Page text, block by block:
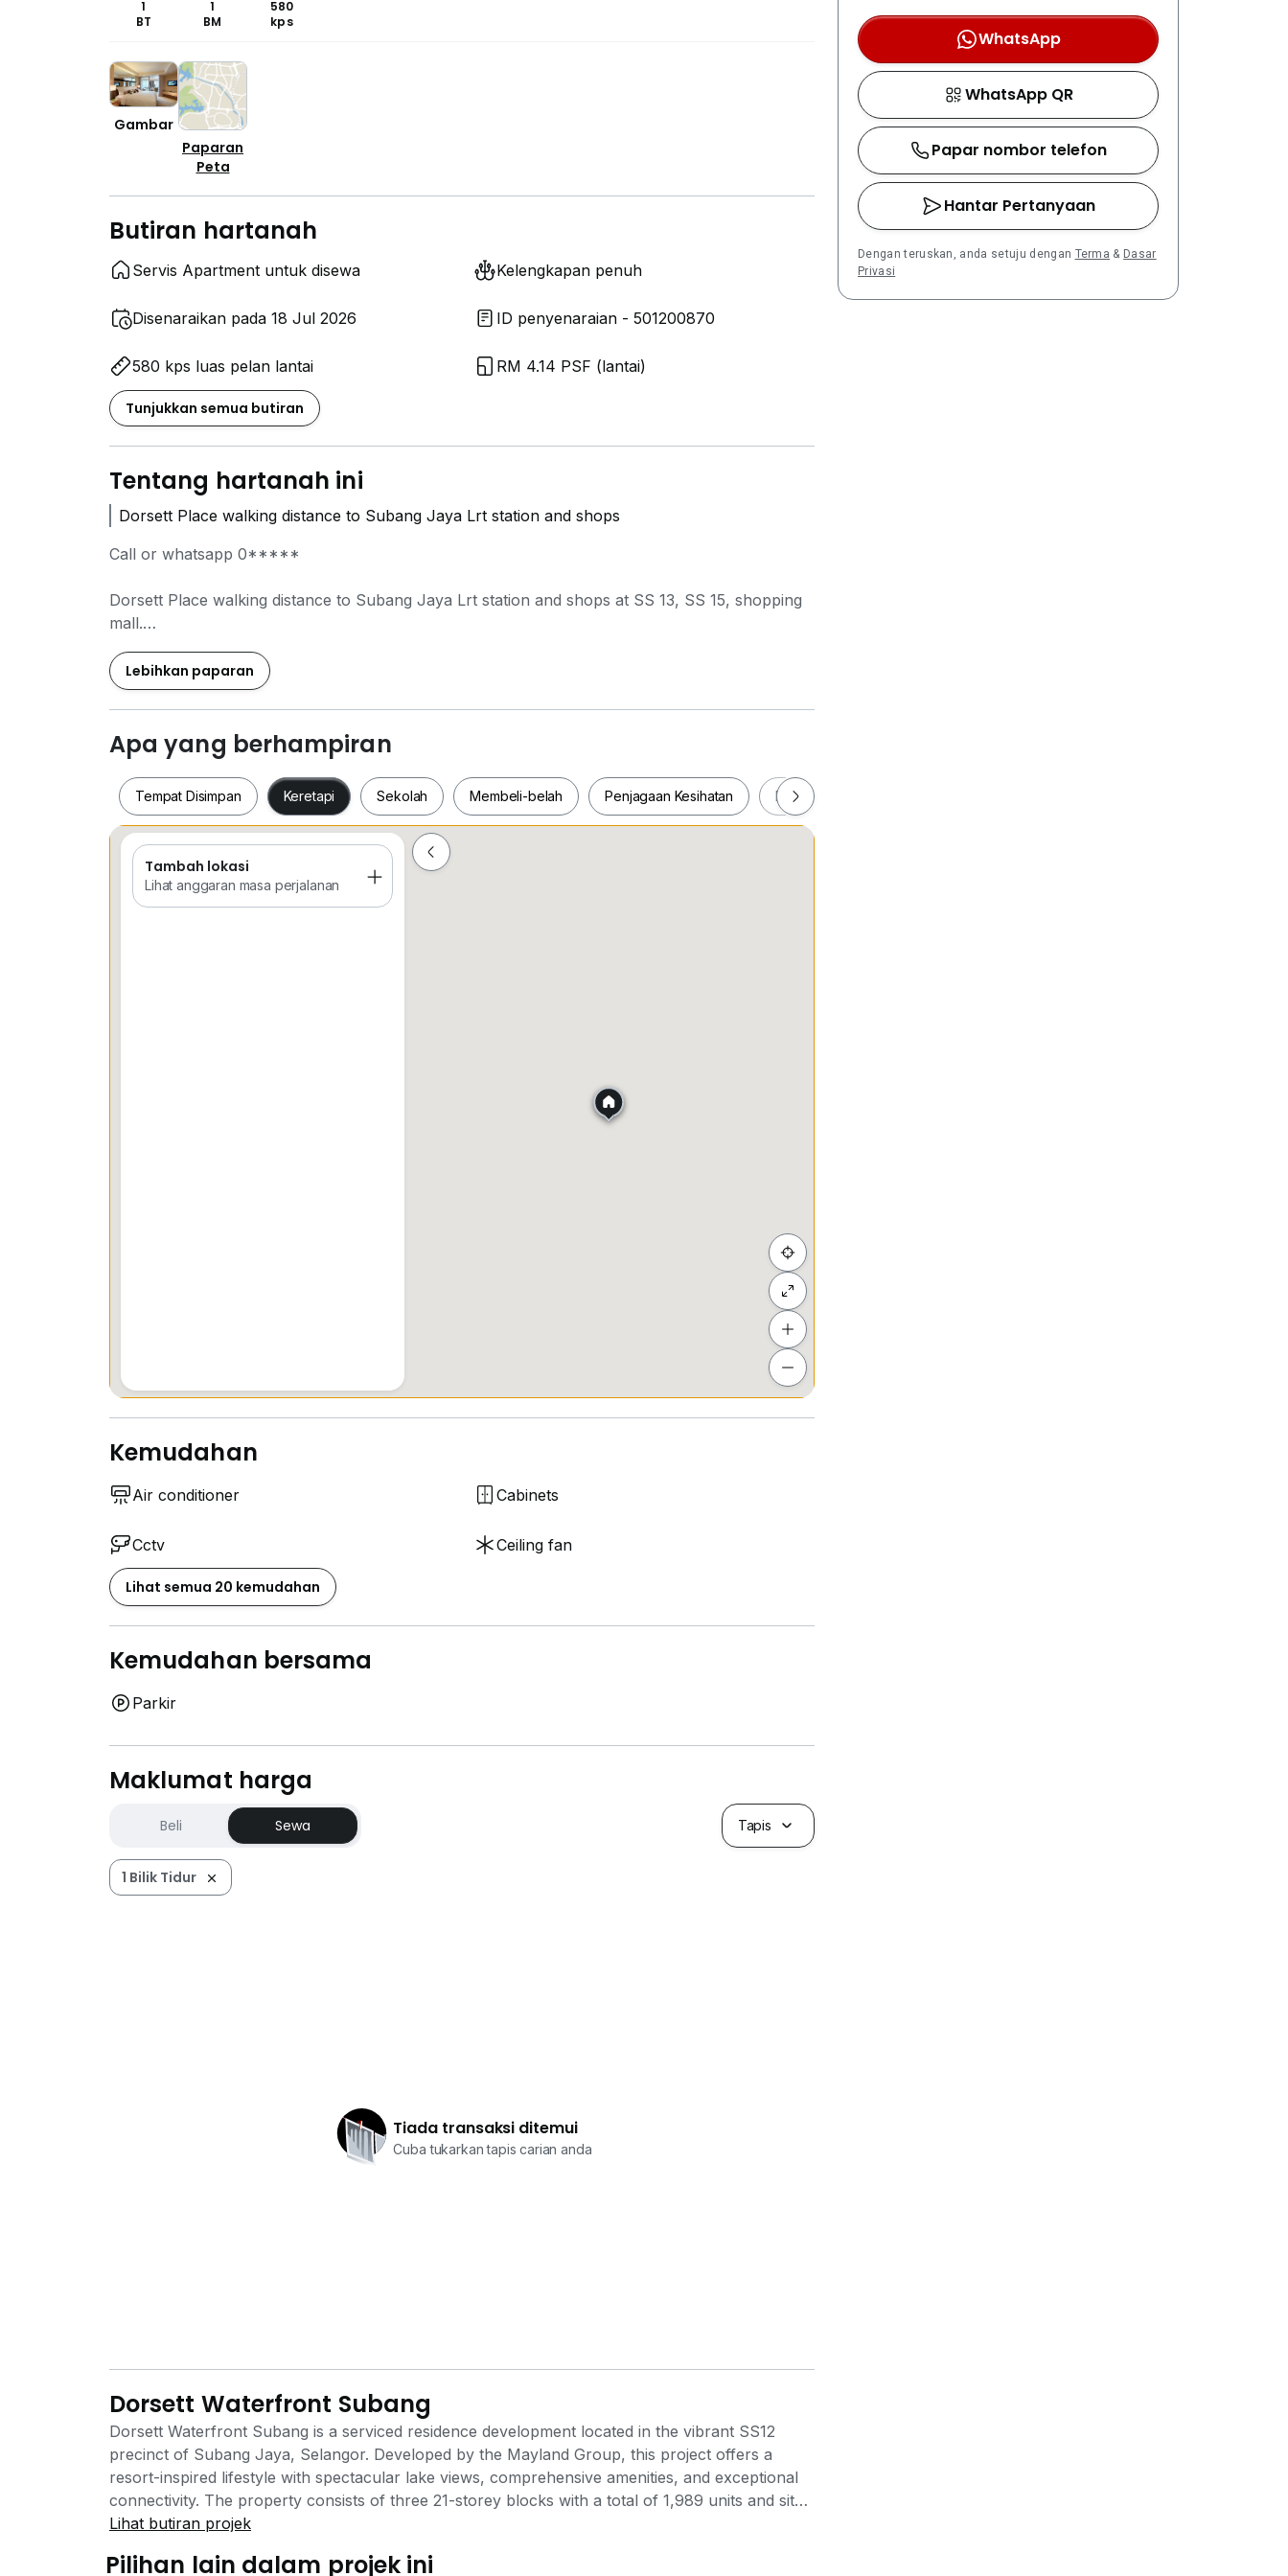
1
BT
1
BM
580
kps
Gambar
Paparan
Peta
Butiran hartanah
Servis Apartment untuk disewa Kelengkapan penuh
Disenaraikan pada 18 Jul 2026 ID penyenaraian - 501200870
580 kps luas pelan lantai RM 4.14 PSF (lantai)
Tunjukkan semua butiran
Tentang hartanah ini
Dorsett Place walking distance to Subang Jaya Lrt station and shops
Call or whatsapp 0*****
Dorsett Place walking distance to Subang Jaya Lrt station and shops at SS 13, SS 15, shopping
mall.
Facilities; gym, swimming pool, reading room, multi purpose hall, etc.
Lebihkan paparan
Apa yang berhampiran
Tempat Disimpan Keretapi Sekolah Membeli-belah Penjagaan Kesihatan Makanan & Minuman
Tempat Disimpan Sekolah
Tambah lokasi
Lihat anggaran masa perjalanan
Kemudahan
Air conditioner Cabinets
Cctv Ceiling fan
Lihat semua 20 kemudahan
Kemudahan bersama
Parkir
Maklumat harga
Beli Sewa Tapis
1 Bilik Tidur
Tiada transaksi ditemui
Cuba tukarkan tapis carian anda
Dorsett Waterfront Subang
Dorsett Waterfront Subang is a serviced residence development located in the vibrant SS12
precinct of Subang Jaya, Selangor. Developed by the Mayland Group, this project offers a
resort-inspired lifestyle with spectacular lake views, comprehensive amenities, and exceptional
connectivity. The property consists of three 21-storey blocks with a total of 1,989 units and sits
on 4.5 acres of land. There is conflicting information regarding the tenure, with some sources
luxury and convenience, with some sources indicating it will be managed by the adjacent Grand
Lihat butiran projek
Pilihan lain dalam projek ini
WhatsApp
WhatsApp QR
Papar nombor telefon
Hantar Pertanyaan
Dengan teruskan, anda setuju dengan Terma & Dasar
Privasi